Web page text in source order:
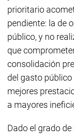
prioritario
pendiente: la de
público, y no
que
consolidación
del gasto
mejores
a mayores
Dado el grado